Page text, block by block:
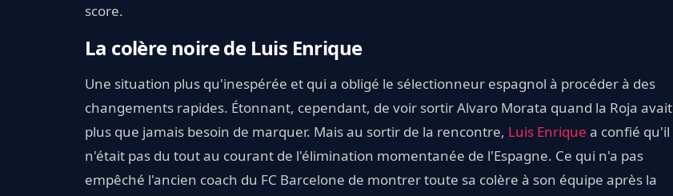
score.
La colère noire de Luis Enrique
Une situation plus qu'inespérée et qui a obligé le sélectionneur espagnol à procéder à des
changements rapides. Étonnant, cependant, de voir sortir Alvaro Morata quand la Roja avait
plus que jamais besoin de marquer. Mais au sortir de la rencontre, Luis Enrique a confié qu'il
n'était pas du tout au courant de l'élimination momentanée de l'Espagne. Ce qui n'a pas
empêché l'ancien coach du FC Barcelone de montrer toute sa colère à son équipe après la